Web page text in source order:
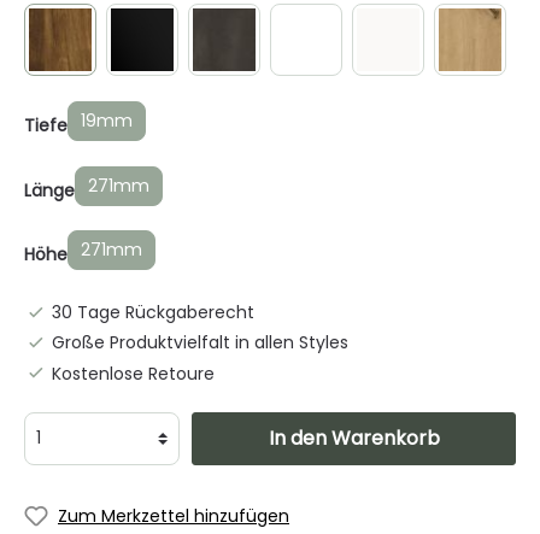
Tiefe 19mm
Länge 271mm
Höhe 271mm
30 Tage Rückgaberecht
Große Produktvielfalt in allen Styles
Kostenlose Retoure
In den Warenkorb
Zum Merkzettel hinzufügen